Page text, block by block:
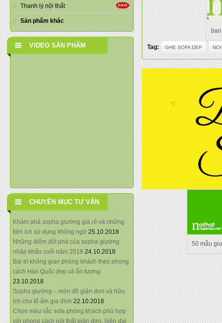
Thanh lý nội thất
Sản phẩm khác
VIDEO SẢN PHẨM
CHUYÊN MỤC TƯ VẤN
Khám phá sopha giường giá rẻ và những
tiện ích sử dụng không ngờ 25.10.2018
Những điểm đột phá của sopha giường
nhập khẩu cuối năm 2018 24.10.2018
Bài trí không gian phòng khách theo phong
cách Hàn Quốc đẹp và ấn tượng
23.10.2018
Sopha giường – món đồ giản đơn và hữu
ích cho tổ ấm gia đình 22.10.2018
Chọn màu sắc sofa phòng khách phù hợp
với phong cách nội thất giản đơn, hiện đại
Tag: GHE SOFA DEP
50 mẫu